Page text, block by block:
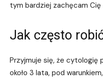
tym bardziej zachęcam
Jak często
Przyjmuje się, że cytologię
około 3 lata, pod